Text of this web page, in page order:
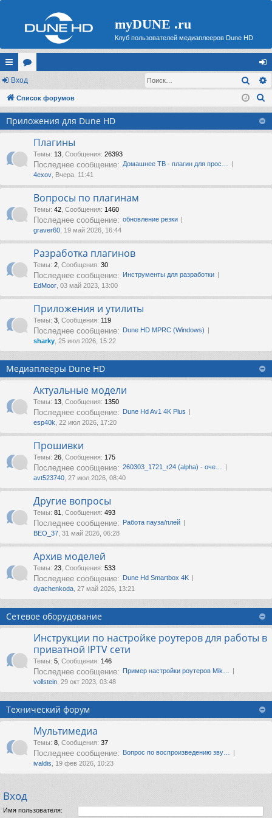
myDUNE .ru
Клуб пользователей медиаплееров Dune HD
с
ы
лк
и
ор
ум
хо
д
Вход
Список форумов
Приложения для Dune HD
Плагины
Темы: 13 Сообщения: 26393
Последнее сообщение: Домашнее ТВ - плагин для прос…
4exov , Вчера, 11:41
Вопросы по плагинам
Темы: 42 Сообщения: 1460
Последнее сообщение: обновление резки
graver60 , 19 май 2026, 16:44
Разработка плагинов
Темы: 2 Сообщения: 30
Последнее сообщение: Инструменты для разработки
EdMoor , 03 май 2023, 13:00
Приложения и утилиты
Темы: 3 Сообщения: 119
Последнее сообщение: Dune HD MPRC (Windows)
sharky , 25 июл 2026, 15:22
Медиаплееры Dune HD
Актуальные модели
Темы: 13 Сообщения: 1350
Последнее сообщение: Dune Hd Av1 4K Plus
esp40k , 22 июл 2026, 17:20
Прошивки
Темы: 26 Сообщения: 175
Последнее сообщение: 260303_1721_r24 (alpha) - оче…
avt523740 , 27 июл 2026, 08:40
Другие вопросы
Темы: 81 Сообщения: 493
Последнее сообщение: Работа пауза/плей
ВЕО_37 , 31 май 2026, 06:28
Архив моделей
Темы: 23 Сообщения: 533
Последнее сообщение: Dune Hd Smartbox 4K
dyachenkoda , 27 май 2026, 13:21
Сетевое оборудование
Инструкции по настройке роутеров для работы в
приватной IPTV сети
Темы: 5 Сообщения: 146
Последнее сообщение: Пример настройки роутеров Mik…
vollstein , 29 окт 2023, 03:48
Технический форум
Мультимедиа
Темы: 8 Сообщения: 37
Последнее сообщение: Вопрос по воспроизведению зву…
ivaldis , 19 фев 2026, 10:23
Вход
Имя пользователя: